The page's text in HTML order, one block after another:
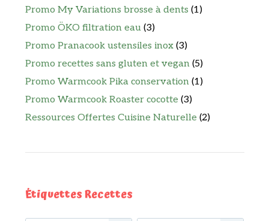
Promo My Variations brosse à dents (1)
Promo ÖKO filtration eau (3)
Promo Pranacook ustensiles inox (3)
Promo recettes sans gluten et vegan (5)
Promo Warmcook Pika conservation (1)
Promo Warmcook Roaster cocotte (3)
Ressources Offertes Cuisine Naturelle (2)
Étiquettes Recettes